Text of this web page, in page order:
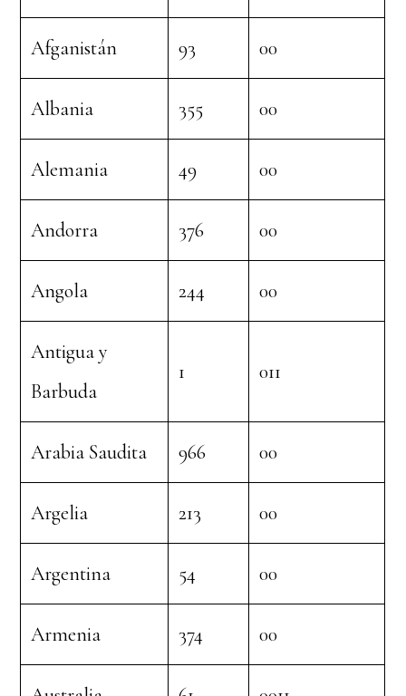
Afganistán 93 00
Albania 355 00
Alemania 49 00
Andorra 376 00
Angola 244 00
Antigua y
Barbuda
1 011
Arabia Saudita 966 00
Argelia 213 00
Argentina 54 00
Armenia 374 00